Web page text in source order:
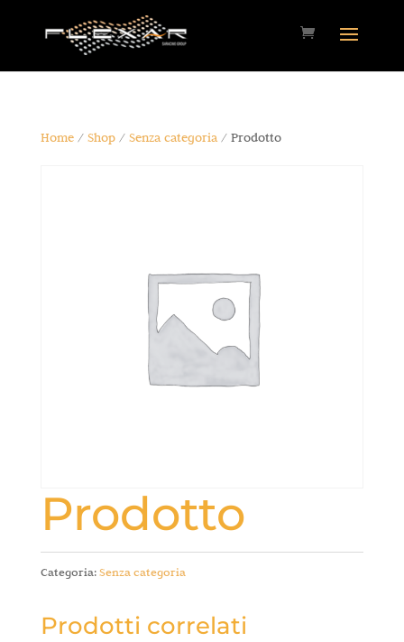
Home/ Shop/ Senza categoria/ Prodotto
Prodotto
Categoria:Senza categoria
Prodotti correlati